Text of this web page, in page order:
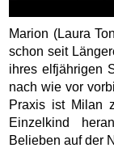
Marion (Laura
schon seit
ihres elfjährigen
nach wie vor
Praxis ist Milan
Einzelkind
Belieben auf der